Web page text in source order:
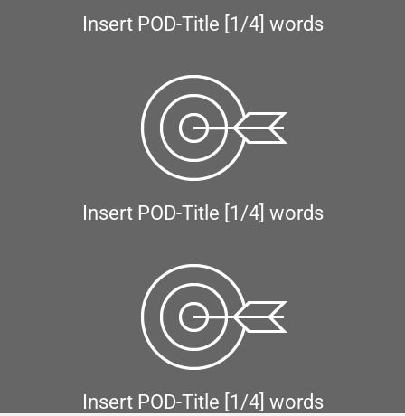
Insert POD-Title [1/4] words
Insert POD-Title [1/4] words
Insert POD-Title [1/4] words